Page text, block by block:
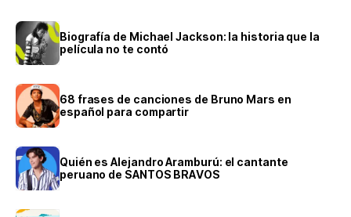
Biografía de Michael Jackson: la historia que la
película no te contó
68 frases de canciones de Bruno Mars en
español para compartir
Quién es Alejandro Aramburú: el cantante
peruano de SANTOS BRAVOS